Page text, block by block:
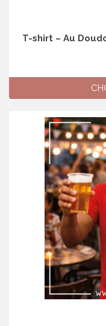
T-shirt – Au